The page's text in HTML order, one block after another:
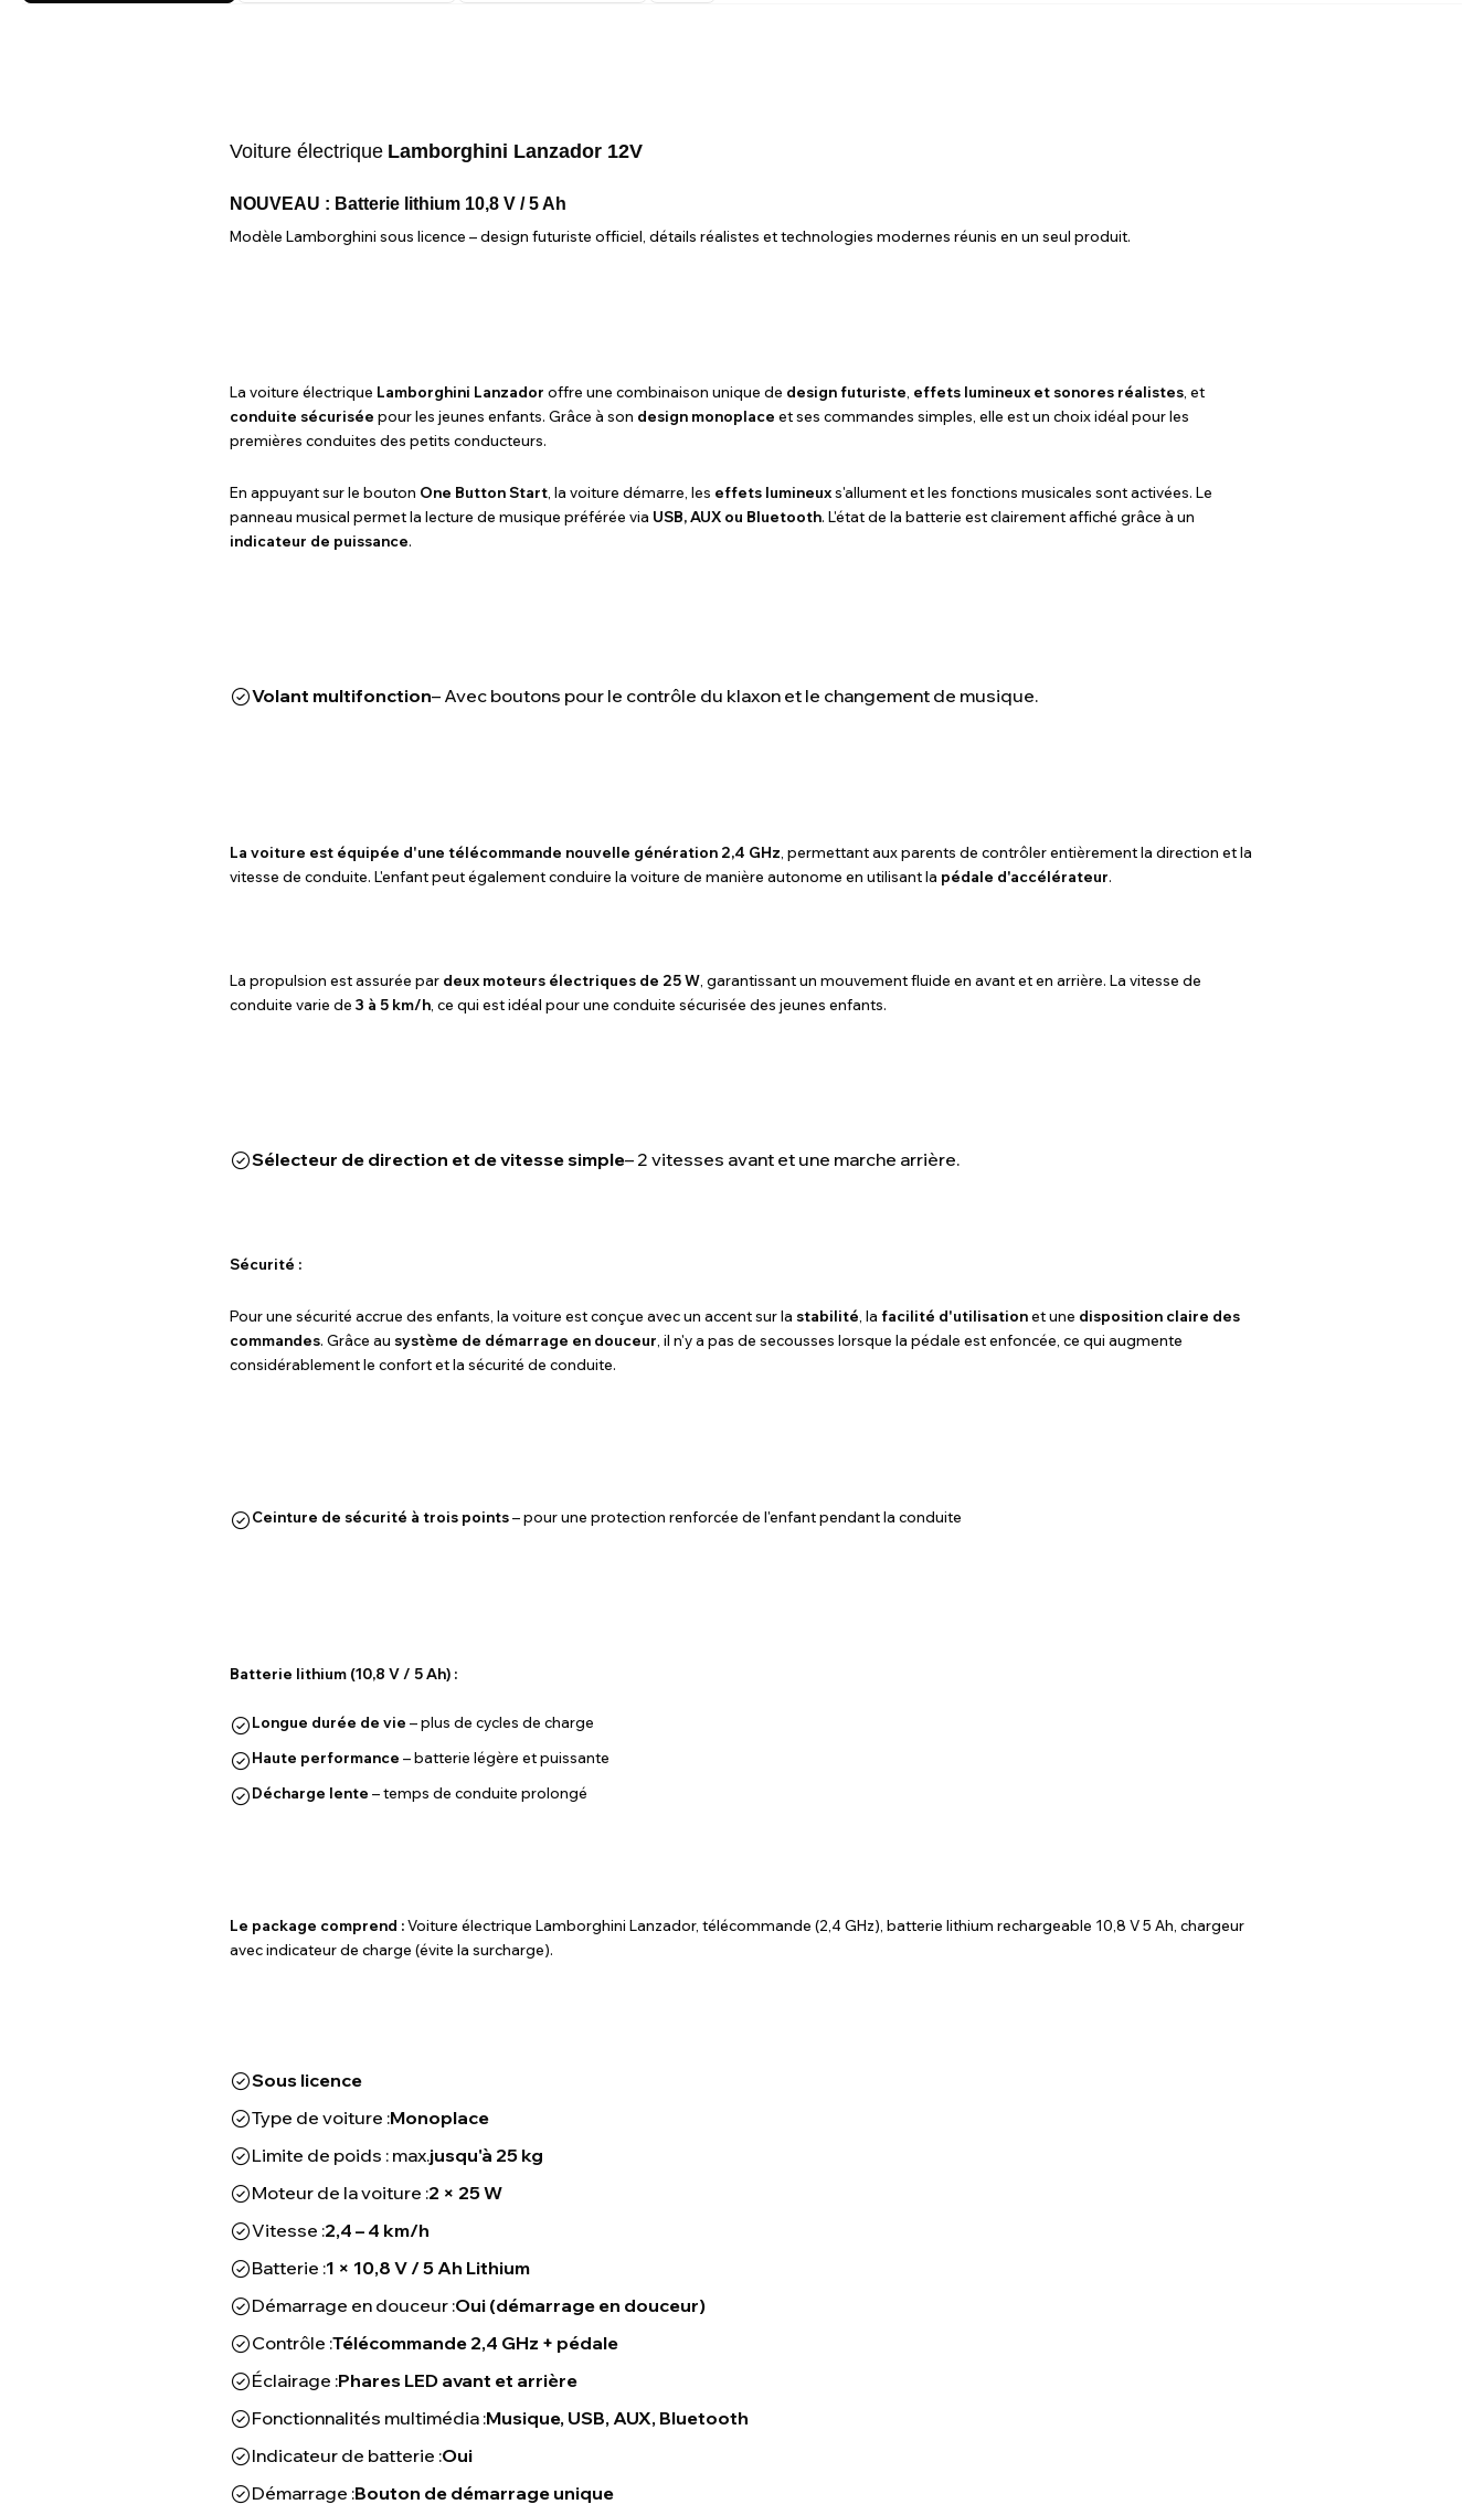
Voiture électrique Lamborghini Lanzador 12V
NOUVEAU : Batterie lithium 10,8 V / 5 Ah
Modèle Lamborghini sous licence – design futuriste officiel, détails réalistes et technologies modernes réunis en un seul produit.
La voiture électrique Lamborghini Lanzador offre une combinaison unique de design futuriste effets lumineux et sonores réalistes , et
conduite sécurisée pour les jeunes enfants. Grâce à son design monoplace et ses commandes simples, elle est un choix idéal pour les
premières conduites des petits conducteurs.
En appuyant sur le bouton One Button Start , la voiture démarre, les effets lumineuxs'allument et les fonctions musicales sont activées. Le
panneau musical permet la lecture de musique préférée via USB, AUX ou Bluetooth. L'état de la batterie est clairement affiché grâce à un
indicateur de puissance.
Volant multifonction– Avec boutons pour le contrôle du klaxon et le changement de musique.
La voiture est équipée d'une télécommande nouvelle génération 2,4 GHz , permettant aux parents de contrôler entièrement la direction et la
vitesse de conduite. L'enfant peut également conduire la voiture de manière autonome en utilisant la pédale d'accélérateur.
La propulsion est assurée par deux moteurs électriques de 25 W , garantissant un mouvement fluide en avant et en arrière. La vitesse de
conduite varie de 3 à 5 km/h , ce qui est idéal pour une conduite sécurisée des jeunes enfants.
Sélecteur de direction et de vitesse simple– 2 vitesses avant et une marche arrière.
Sécurité :
Pour une sécurité accrue des enfants, la voiture est conçue avec un accent sur la stabilité , la facilité d'utilisationet une disposition claire des
commandes. Grâce au système de démarrage en douceur , il n'y a pas de secousses lorsque la pédale est enfoncée, ce qui augmente
considérablement le confort et la sécurité de conduite.
Ceinture de sécurité à trois points– pour une protection renforcée de l'enfant pendant la conduite
Batterie lithium (10,8 V / 5 Ah) :
Longue durée de vie – plus de cycles de charge
Haute performance – batterie légère et puissante
Décharge lente – temps de conduite prolongé
Le package comprend :Voiture électrique Lamborghini Lanzador, télécommande (2,4 GHz), batterie lithium rechargeable 10,8 V 5 Ah, chargeur
avec indicateur de charge (évite la surcharge).
Sous licence
Type de voiture :Monoplace
Limite de poids : max.jusqu'à 25 kg
Moteur de la voiture :2 × 25 W
Vitesse :2,4 – 4 km/h
Batterie :1 × 10,8 V / 5 Ah Lithium
Démarrage en douceur :Oui (démarrage en douceur)
Contrôle :Télécommande 2,4 GHz + pédale
Éclairage :Phares LED avant et arrière
Fonctionnalités multimédia :Musique, USB, AUX, Bluetooth
Indicateur de batterie :Oui
Démarrage :Bouton de démarrage unique